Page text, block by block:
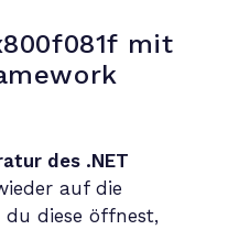
mit
des .NET
auf die
diese öffnest,